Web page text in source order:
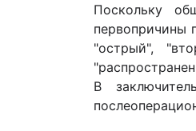
Поскольку
первопричины
"острый",
В